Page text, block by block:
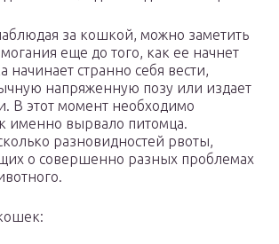
за кошкой, можно заметить
еще до того, как ее начнет
странно себя вести,
напряженную позу или издает
В этот момент необходимо
именно вырвало питомца.
разновидностей рвоты,
о совершенно разных проблемах